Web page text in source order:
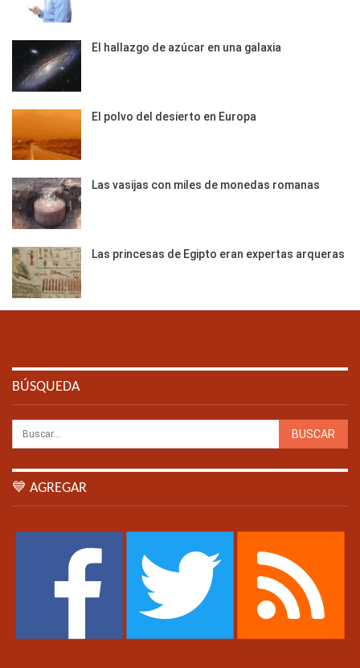
El hallazgo de azúcar en una galaxia
El polvo del desierto en Europa
Las vasijas con miles de monedas romanas
Las princesas de Egipto eran expertas arqueras
BÚSQUEDA
💙 AGREGAR